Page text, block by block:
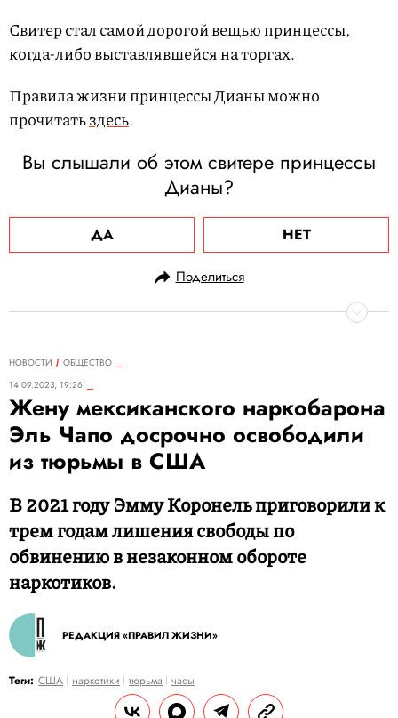
Свитер стал самой дорогой вещью принцессы,
когда-либо выставлявшейся на торгах.
Правила жизни принцессы Дианы можно
прочитатьздесь.
Вы слышали об этом свитере принцессы
Дианы?
ДА НЕТ
Поделиться
НОВОСТИ
ОБЩЕСТВО
14.09.2023, 19:26
Жену мексиканского наркобарона
Эль Чапо досрочно освободили
из тюрьмы в США
В 2021 году Эмму Коронель приговорили к
трем годам лишения свободы по
обвинению в незаконном обороте
наркотиков.
РЕДАКЦИЯ «ПРАВИЛ ЖИЗНИ»
Теги: США наркотики тюрьма часы